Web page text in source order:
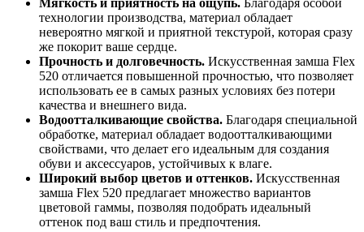
Мягкость и приятность на ощупь. Благодаря особой
технологии производства, материал обладает
невероятно мягкой и приятной текстурой, которая сразу
же покорит ваше сердце.
Прочность и долговечность. Искусственная замша Flex
520 отличается повышенной прочностью, что позволяет
использовать ее в самых разных условиях без потери
качества и внешнего вида.
Водоотталкивающие свойства. Благодаря специальной
обработке, материал обладает водоотталкивающими
свойствами, что делает его идеальным для создания
обуви и аксессуаров, устойчивых к влаге.
Широкий выбор цветов и оттенков. Искусственная
замша Flex 520 предлагает множество вариантов
цветовой гаммы, позволяя подобрать идеальный
оттенок под ваш стиль и предпочтения.